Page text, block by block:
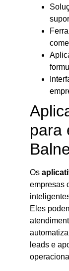
para
Os
empresas
Eles
leads e